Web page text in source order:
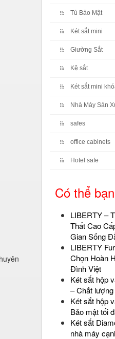
Tủ Bảo Mật
Két sắt mini
Giường Sắt
Kệ sắt
Két sắt mini
Nhà Máy Sản
safes
office cabinets
Hotel safe
Có thể
LIBERTY –
Thất Cao
Gian Sống
LIBERTY
Chọn Hoàn
Đình Việt
Két sắt hộp
– Chất
Két sắt hộp
Bảo mật tối
Két sắt
nhà máy